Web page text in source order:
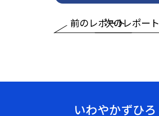
前のレポート次のレポート